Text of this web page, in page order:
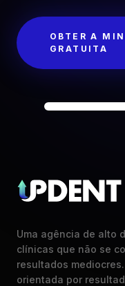
OBTER A
GRATUITA
Uma agência de alto
clínicas que não se
resultados
orientada por